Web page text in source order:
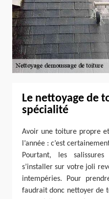
Le nettoyage de
spécialité
Avoir une toiture propre
l’année : c’est
Pourtant, les
s’installer sur votre joli
intempéries. Pour
faudrait donc nettoyer de